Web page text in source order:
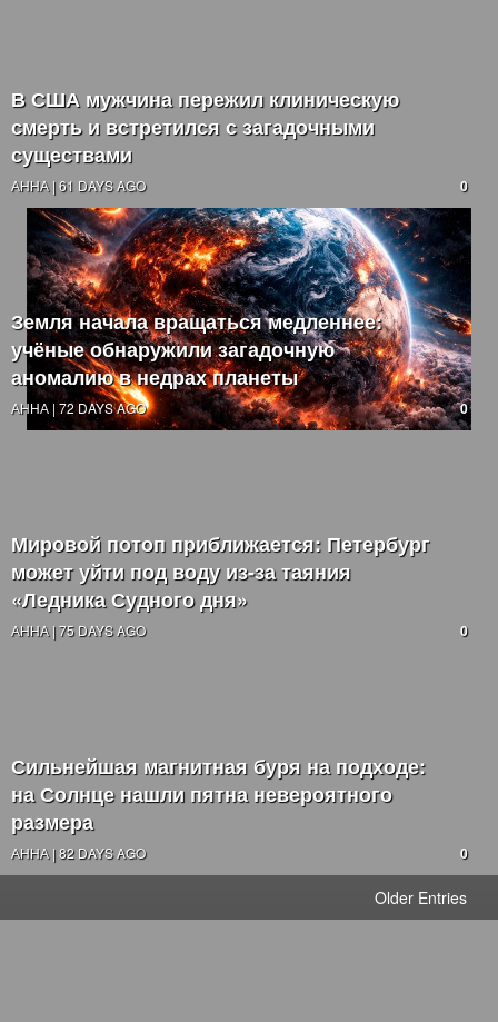
В США мужчина пережил клиническую
смерть и встретился с загадочными
существами
0
АННА | 61 DAYS AGO
Земля начала вращаться медленнее:
учёные обнаружили загадочную
аномалию в недрах планеты
0
АННА | 72 DAYS AGO
Мировой потоп приближается: Петербург
может уйти под воду из-за таяния
«Ледника Судного дня»
0
АННА | 75 DAYS AGO
Сильнейшая магнитная буря на подходе:
на Солнце нашли пятна невероятного
размера
0
АННА | 82 DAYS AGO
Older Entries